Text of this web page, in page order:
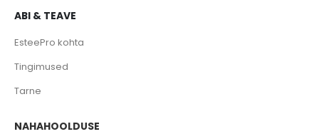
ABI & TEAVE
EsteePro kohta
Tingimused
Tarne
NAHAHOOLDUSE